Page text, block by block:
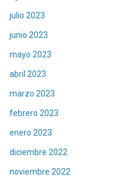
julio 2023
junio 2023
mayo 2023
abril 2023
marzo 2023
febrero 2023
enero 2023
diciembre 2022
noviembre 2022